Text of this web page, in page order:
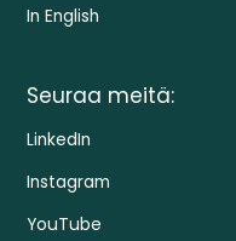
In English
Seuraa meitä:
LinkedIn
Instagram
YouTube